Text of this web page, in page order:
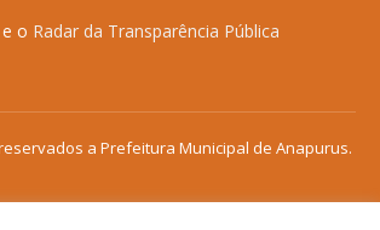
e o Radar da Transparência Pública
a Prefeitura Municipal de Anapurus.